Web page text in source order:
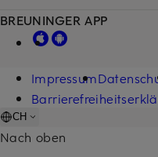
BREUNINGER APP
Impressum
CH
Nach oben